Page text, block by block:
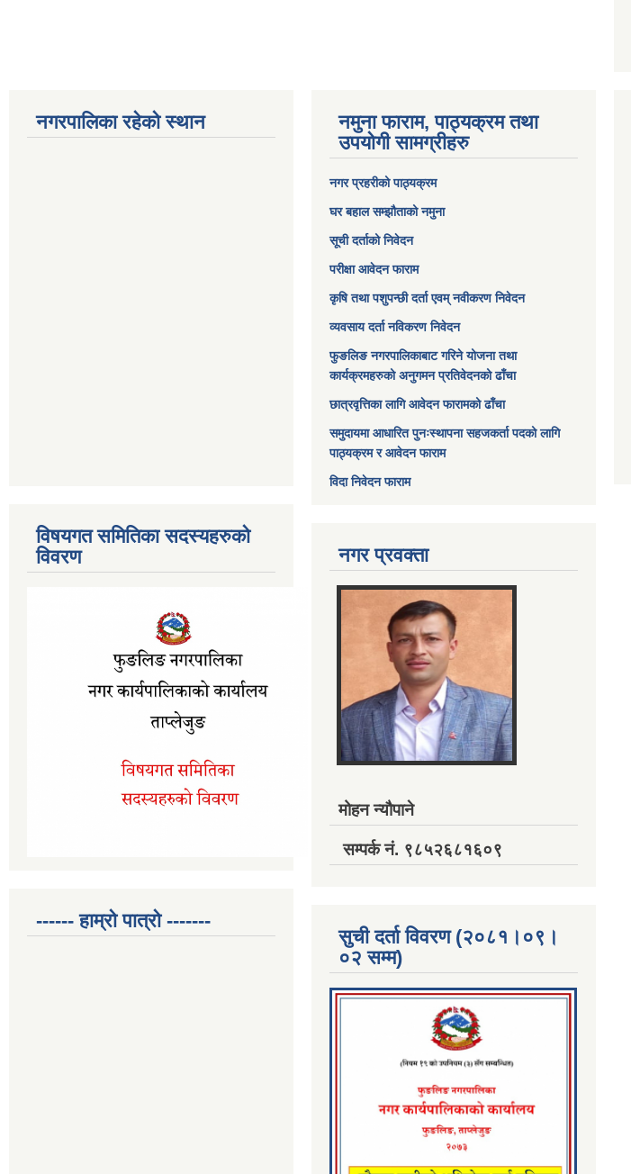
नगरपालिका रहेको स्थान
विषयगत समितिका सदस्यहरुको
विवरण
------ हाम्रो पात्रो -------
नमुना फाराम, पाठ्यक्रम तथा
उपयोगी सामग्रीहरु
नगर प्रहरीको पाठ्यक्रम
घर बहाल सम्झौताको नमुना
सूची दर्ताको निवेदन
परीक्षा आवेदन फाराम
कृषि तथा पशुपन्छी दर्ता एवम् नवीकरण निवेदन
व्यवसाय दर्ता नविकरण निवेदन
फुङलिङ नगरपालिकाबाट गरिने योजना तथा
कार्यक्रमहरुको अनुगमन प्रतिवेदनको ढाँचा
छात्रवृत्तिका लागि आवेदन फारामको ढाँचा
समुदायमा आधारित पुनःस्थापना सहजकर्ता पदको लागि
पाठ्यक्रम र आवेदन फाराम
विदा निवेदन फाराम
नगर प्रवक्ता
मोहन न्यौपाने
सम्पर्क नं. ९८५२६८१६०९
सुची दर्ता विवरण (२०८१।०९।
०२ सम्म)